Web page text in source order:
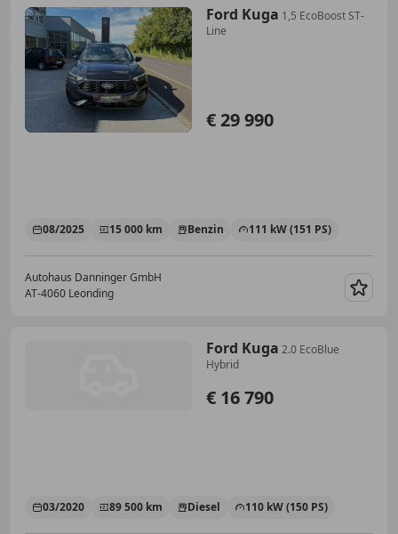
Ford Kuga 1,5 EcoBoost ST-
Line
€ 29 990
08/2025 15 000 km Benzin 111 kW (151 PS)
Autohaus Danninger GmbH
AT-4060 Leonding
Ford Kuga 2.0 EcoBlue
Hybrid
€ 16 790
03/2020 89 500 km Diesel 110 kW (150 PS)